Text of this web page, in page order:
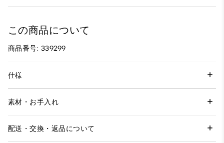
この商品について
商品番号: 339299
仕様
素材・お手入れ
配送・交換・返品について